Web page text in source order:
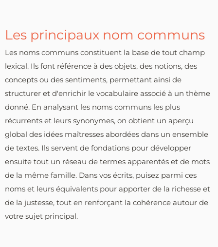
Les principaux nom communs
Les noms communs constituent la base de tout champ
lexical. Ils font référence à des objets, des notions, des
concepts ou des sentiments, permettant ainsi de
structurer et d'enrichir le vocabulaire associé à un thème
donné. En analysant les noms communs les plus
récurrents et leurs synonymes, on obtient un aperçu
global des idées maîtresses abordées dans un ensemble
de textes. Ils servent de fondations pour développer
ensuite tout un réseau de termes apparentés et de mots
de la même famille. Dans vos écrits, puisez parmi ces
noms et leurs équivalents pour apporter de la richesse et
de la justesse, tout en renforçant la cohérence autour de
votre sujet principal.